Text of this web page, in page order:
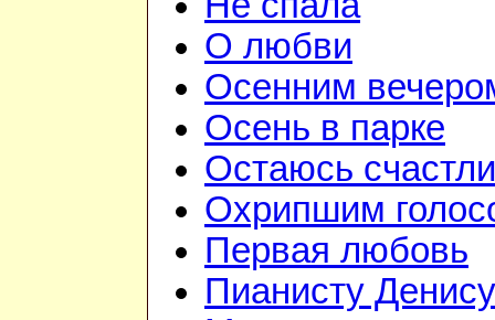
О любви
Осенним
Осень в парке
Остаюсь
Охрипшим
Первая любовь
Пианисту Денису